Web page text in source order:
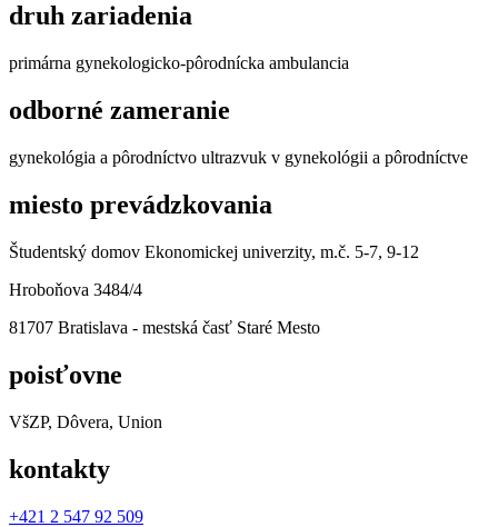
druh zariadenia
primárna gynekologicko-pôrodnícka ambulancia
odborné zameranie
gynekológia a pôrodníctvo ultrazvuk v gynekológii a pôrodníctve
miesto prevádzkovania
Študentský domov Ekonomickej univerzity, m.č. 5-7, 9-12
Hroboňova 3484/4
81707 Bratislava - mestská časť Staré Mesto
poisťovne
VšZP, Dôvera, Union
kontakty
+421 2 547 92 509